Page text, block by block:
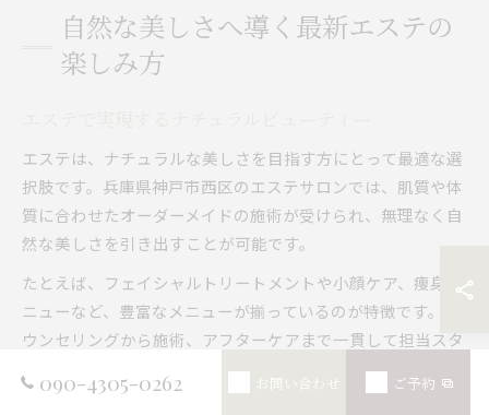
自然な美しさへ導く最新エステの
楽しみ方
エステは、ナチュラルな美しさを目指す方にとって最適な選
択肢です。兵庫県神戸市西区のエステサロンでは、肌質や体
質に合わせたオーダーメイドの施術が受けられ、無理なく自
然な美しさを引き出すことが可能です。
たとえば、フェイシャルトリートメントや小顔ケア、痩身メ
ニューなど、豊富なメニューが揃っているのが特徴です。カ
ウンセリングから施術、アフターケアまで一貫して担当スタ
ッフがサポートするため、悩みや希望も伝えやすく、安心し
て通えます。
090-4305-0262 お問い合わせ ご予約